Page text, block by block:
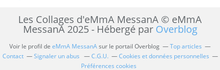
Les Collages d'eMmA MessanA © eMmA
MessanA 2025 - Hébergé par Overblog
Voir le profil de eMmA MessanAsur le portail Overblog
Top articles
Contact
Signaler un abus C.G.U.
Cookies et données personnelles
Préférences cookies